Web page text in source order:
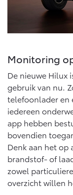
Monitoring
De nieuwe Hilux
gebruik van nu.
telefoonlader en
iedereen
app hebben
bovendien
Denk aan het op
brandstof- of
zowel
overzicht willen